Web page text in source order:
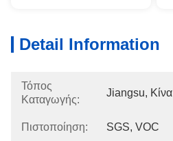
Detail Information
Τόπος
Καταγωγής:
Jiangsu, Κίνα
Πιστοποίηση: SGS, VOC